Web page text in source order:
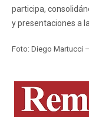
participa,
y presentaciones a
Foto: Diego Martucci